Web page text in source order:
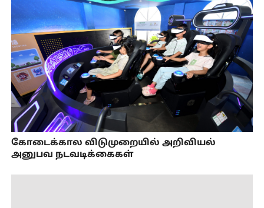
கோடைக்கால விடுமுறையில் அறிவியல்
அனுபவ நடவடிக்கைகள்